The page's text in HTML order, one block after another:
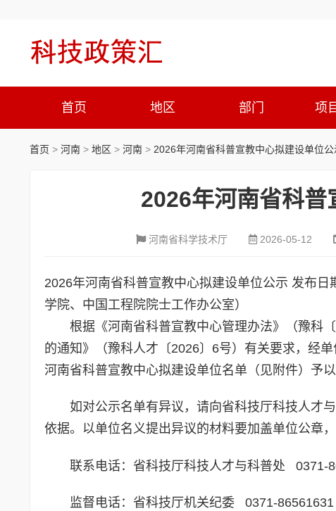
首页 地区 部门 项
首页 > 河南 > 地区 > 河南 > 2026年河南省科普宣教中心拟建设单位公
2026年河南省科普
河南省科学技术厅 2026-05-12
2026年河南省科普宣教中心拟建设单位公示 发布日
学院、中国工程院院士工作办公室）
根据《河南省科普宣教中心管理办法》（豫科
的通知》（豫科人才〔2026〕6号）有关要求，经
河南省科普宣教中心拟建设单位名单（见附件）予
如对公示名单有异议，请向省科技厅科技人才
依据。以单位名义提出异议的材料要加盖单位公章
联系电话：省科技厅科技人才与科普处 0371-
监督电话：省科技厅机关纪委 0371-86561631